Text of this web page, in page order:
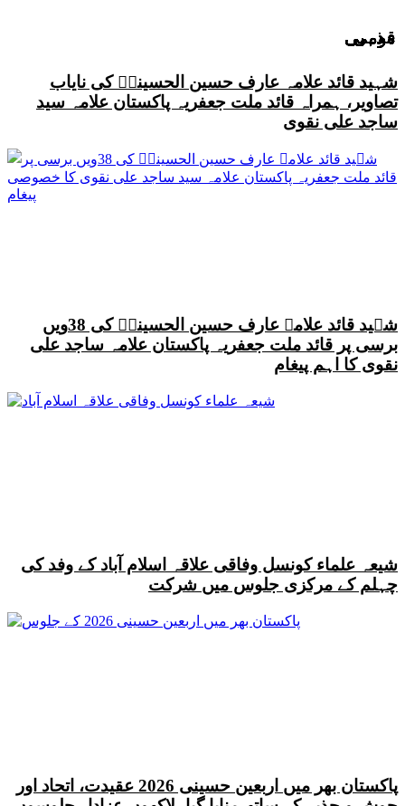
قومی
قومی
مذہبی
مذہبی
مذہبی
مذہبی
مذہبی
قومی
مذہبی
مذہبی
مذہبی
مذہبی
قومی
قومی
مذہبی
مذہبی
قومی
قومی
مذہبی
مذہبی
شہید قائد علامہ عارف حسین الحسینیؒ کی نایاب
تصاویر، ہمراہ قائد ملت جعفریہ پاکستان علامہ سید
ساجد علی نقوی
شہید قائد علامہ عارف حسین الحسینیؒ کی 38ویں
برسی پر قائد ملت جعفریہ پاکستان علامہ ساجد علی
نقوی کا اہم پیغام
شیعہ علماء کونسل وفاقی علاقہ اسلام آباد کے وفد کی
چہلم کے مرکزی جلوس میں شرکت
پاکستان بھر میں اربعین حسینی 2026 عقیدت، اتحاد اور